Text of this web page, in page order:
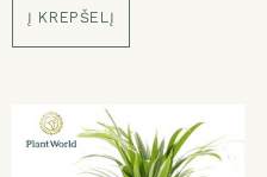
Į KREPŠELĮ